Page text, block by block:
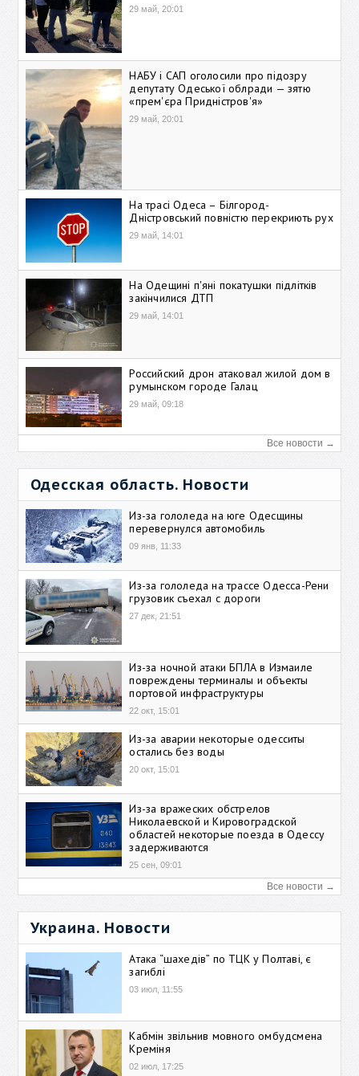
29 май, 20:01
НАБУ і САП оголосили про підозру
депутату Одеської облради — зятю
«прем'єра Придністров'я»
29 май, 20:01
На трасі Одеса – Білгород-
Дністровський повністю перекриють рух
29 май, 14:01
На Одещині п'яні покатушки підлітків
закінчилися ДТП
29 май, 14:01
Российский дрон атаковал жилой дом в
румынском городе Галац
29 май, 09:18
Все новости →
Одесская область. Новости
Из-за гололеда на юге Одесщины
перевернулся автомобиль
09 янв, 11:33
Из-за гололеда на трассе Одесса-Рени
грузовик съехал с дороги
27 дек, 21:51
Из-за ночной атаки БПЛА в Измаиле
повреждены терминалы и объекты
портовой инфраструктуры
22 окт, 15:01
Из-за аварии некоторые одесситы
остались без воды
20 окт, 15:01
Из-за вражеских обстрелов
Николаевской и Кировоградской
областей некоторые поезда в Одессу
задерживаются
25 сен, 09:01
Все новости →
Украина. Новости
Атака “шахедів” по ТЦК у Полтаві, є
загиблі
03 июл, 11:55
Кабмін звільнив мовного омбудсмена
Креміня
02 июл, 17:25